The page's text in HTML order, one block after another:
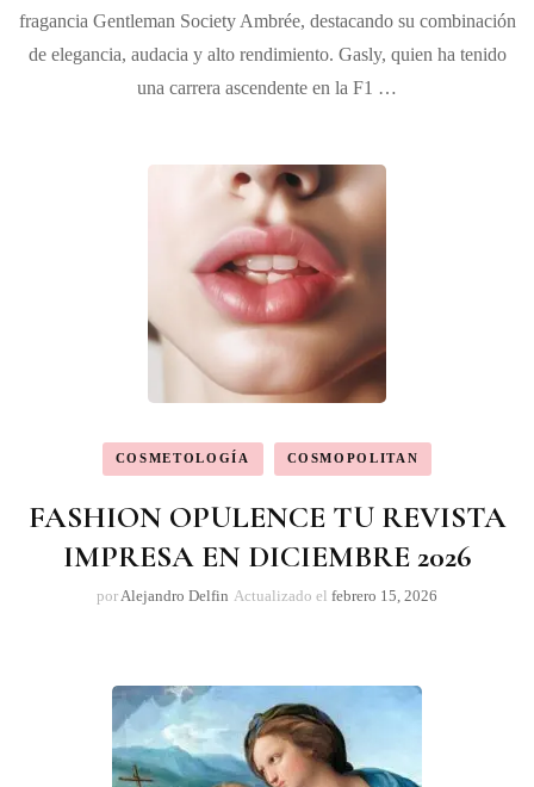
fragancia Gentleman Society Ambrée, destacando su combinación
de elegancia, audacia y alto rendimiento. Gasly, quien ha tenido
una carrera ascendente en la F1 …
COSMETOLOGÍA COSMOPOLITAN
FASHION OPULENCE TU REVISTA
IMPRESA EN DICIEMBRE 2026
por Alejandro Delfin Actualizado el febrero 15, 2026